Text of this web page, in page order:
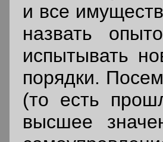
и все
назвать
испытывать
порядки.
(то есть
высшее